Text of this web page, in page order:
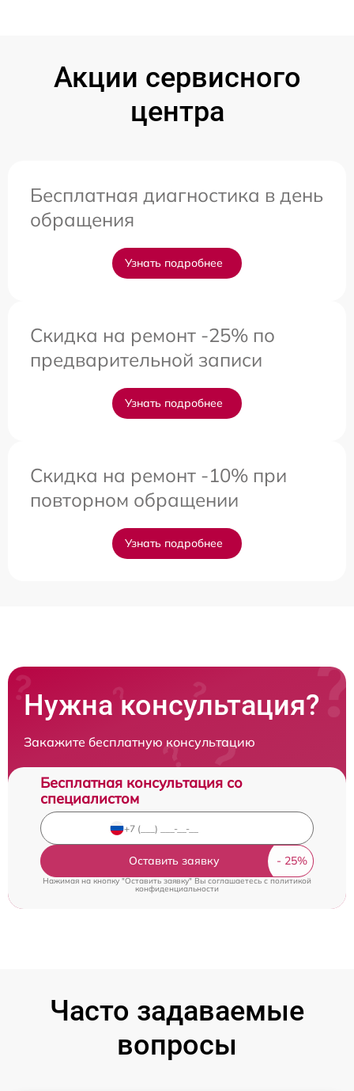
Акции сервисного
центра
Бесплатная диагностика в день
обращения
Узнать подробнее
Скидка на ремонт -25% по
предварительной записи
Узнать подробнее
Скидка на ремонт -10% при
повторном обращении
Узнать подробнее
Нужна консультация?
Закажите бесплатную консультацию
Бесплатная консультация со
специалистом
Оставить заявку
Нажимая на кнопку "Оставить заявку" Вы соглашаетесь cполитикой
конфиденциальности
Часто задаваемые
вопросы